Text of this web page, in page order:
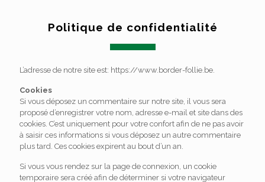
Politique de confidentialité
L’adresse de notre site est: https://www.border-follie.be.
Cookies
Si vous déposez un commentaire sur notre site, il vous sera
proposé d’enregistrer votre nom, adresse e-mail et site dans des
cookies. C’est uniquement pour votre confort afin de ne pas avoir
à saisir ces informations si vous déposez un autre commentaire
plus tard. Ces cookies expirent au bout d’un an.
Si vous vous rendez sur la page de connexion, un cookie
temporaire sera créé afin de déterminer si votre navigateur